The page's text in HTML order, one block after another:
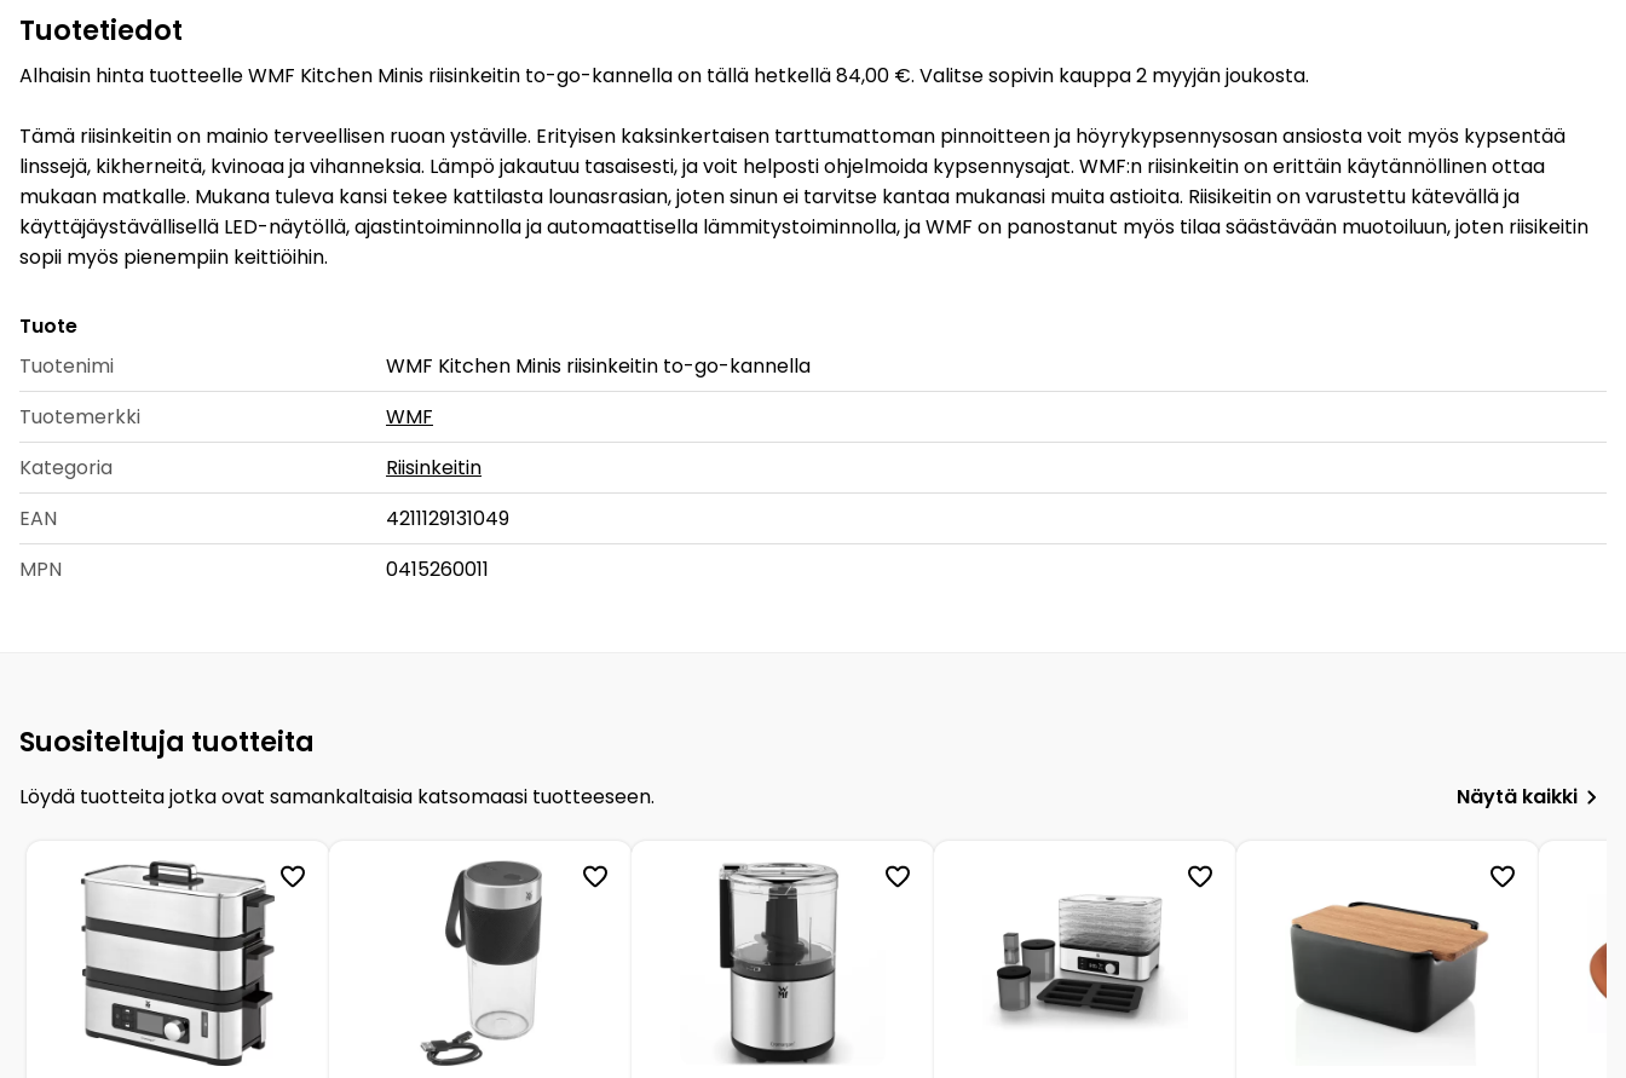
Tuotetiedot
Alhaisin hinta tuotteelle WMF Kitchen Minis riisinkeitin to-go-kannella on tällä hetkellä 84,00 €. Valitse sopivin kauppa 2 myyjän joukosta.
Tämä riisinkeitin on mainio terveellisen ruoan ystäville. Erityisen kaksinkertaisen tarttumattoman pinnoitteen ja höyrykypsennysosan ansiosta voit myös kypsentää
linssejä, kikherneitä, kvinoaa ja vihanneksia. Lämpö jakautuu tasaisesti, ja voit helposti ohjelmoida kypsennysajat. WMF:n riisinkeitin on erittäin käytännöllinen ottaa
mukaan matkalle. Mukana tuleva kansi tekee kattilasta lounasrasian, joten sinun ei tarvitse kantaa mukanasi muita astioita. Riisikeitin on varustettu kätevällä ja
käyttäjäystävällisellä LED-näytöllä, ajastintoiminnolla ja automaattisella lämmitystoiminnolla, ja WMF on panostanut myös tilaa säästävään muotoiluun, joten riisikeitin
sopii myös pienempiin keittiöihin.
Tuote
Tuotenimi
WMF Kitchen Minis riisinkeitin to-go-kannella
Tuotemerkki
WMF
Kategoria
Riisinkeitin
EAN
4211129131049
MPN
0415260011
Suositeltuja tuotteita
Löydä tuotteita jotka ovat samankaltaisia katsomaasi tuotteeseen. Näytä kaikki